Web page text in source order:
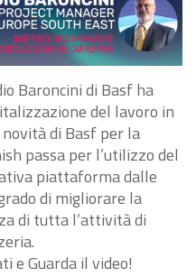
Baroncini di Basf ha
del lavoro in
di Basf per la
passa per l’utilizzo del
piattaforma dalle
di migliorare la
di tutta l’attività di
e Guarda il video!